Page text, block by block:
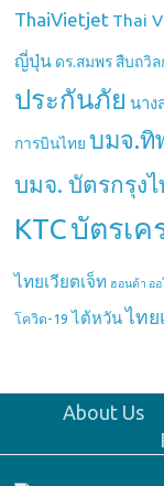
ThaiVietjet Thai
ญี่ปุ่น ดร.สมพร สืบถวิล
ประกันภัย นาง
การบินไทย บมจ.ทิ
บมจ. บัตรกรุง
KTCบัตรเค
ไทยเวียตเจ็ท ฮอนด้า อ
โควิด-19 ไต้หวัน ไทย
About Us